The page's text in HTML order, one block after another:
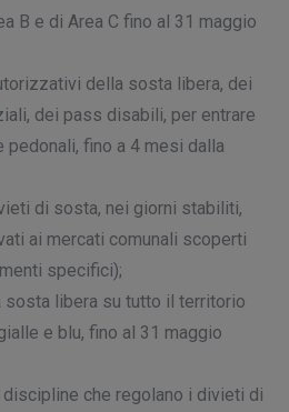
B e di Area C fino al 31 maggio
della sosta libera, dei
dei pass disabili, per entrare
pedonali, fino a 4 mesi dalla
di sosta, nei giorni stabiliti,
ai mercati comunali scoperti
specifici);
sosta libera su tutto il territorio
e blu, fino al 31 maggio
che regolano i divieti di